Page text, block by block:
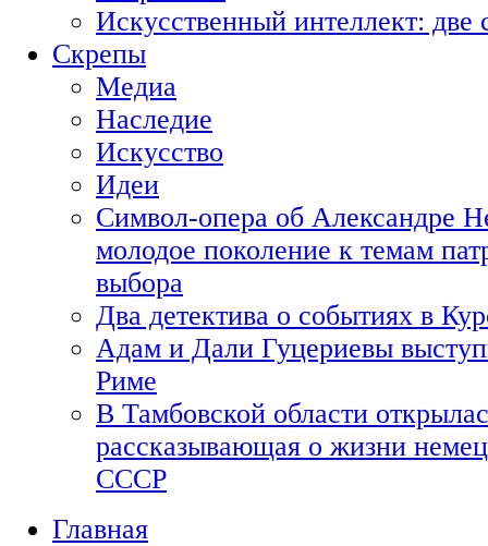
Искусственный интеллект:
Скрепы
Медиа
Наследие
Искусство
Идеи
Символ-опера об Александре
молодое поколение к темам
выбора
Два детектива о событиях в
Адам и Дали Гуцериевы
Риме
В Тамбовской области
рассказывающая о жизни
СССР
Главная